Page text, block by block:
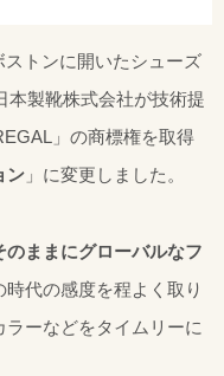
トンに開いたシューズ
本製靴株式会社が技術提
」の商標権を取得
ン 」に変更しました。
ままにグローバルなフ
時代の感度を程よく取り
ーなどをタイムリーに